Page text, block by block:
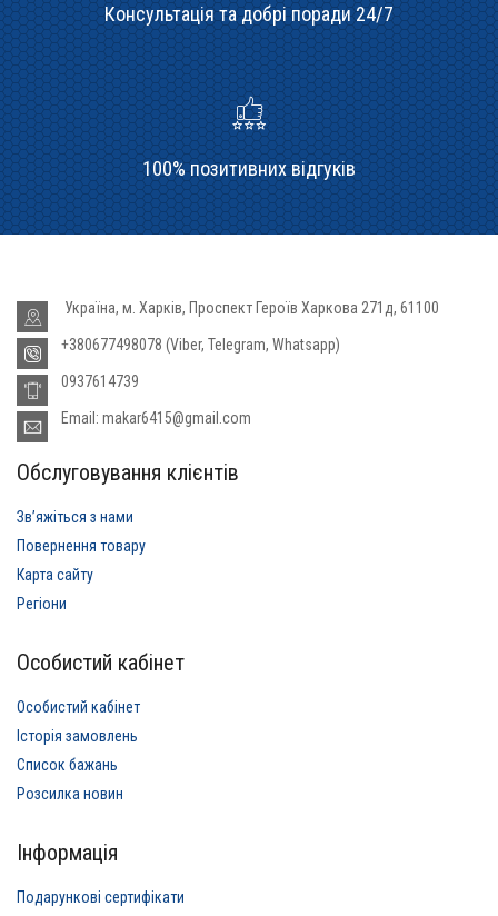
Консультація та добрі поради 24/7
100% позитивних відгуків
Україна, м. Харків, Проспект Героїв Харкова 271д, 61100
+380677498078 (Viber, Telegram, Whatsapp)
0937614739
Email: makar6415@gmail.com
Обслуговування клієнтів
Звʼяжіться з нами
Повернення товару
Карта сайту
Регіони
Особистий кабінет
Особистий кабінет
Історія замовлень
Список бажань
Розсилка новин
Інформація
Подарункові сертифікати